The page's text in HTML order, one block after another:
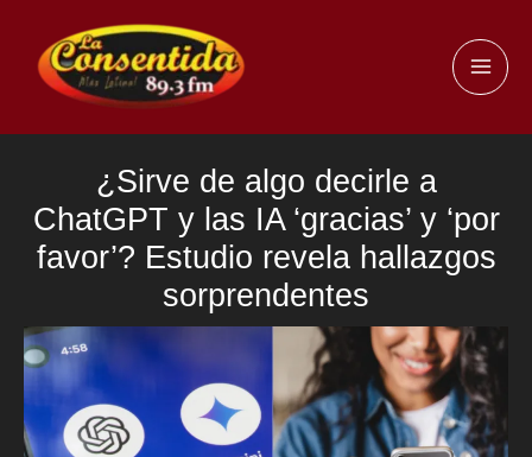
contenido
¿Sirve de algo decirle a
ChatGPT y las IA ‘gracias’ y ‘por
favor’? Estudio revela hallazgos
sorprendentes